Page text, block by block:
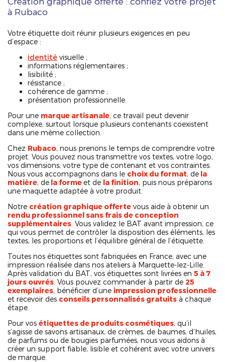
à Rubaco
Votre étiquette doit réunir plusieurs exigences en peu
d’espace :
identité visuelle ;
informations réglementaires ;
lisibilité ;
résistance ;
cohérence de gamme ;
présentation professionnelle.
Pour une marque artisanale, ce travail peut devenir
complexe, surtout lorsque plusieurs contenants coexistent
dans une même collection.
Chez Rubaco, nous prenons le temps de comprendre votre
projet. Vous pouvez nous transmettre vos textes, votre logo,
vos dimensions, votre type de contenant et vos contraintes.
Nous vous accompagnons dans le choix du format, de la
matière, de la forme et de la finition, puis nous préparons
une maquette adaptée à votre produit.
Notre création graphique offerte vous aide à obtenir un
rendu professionnel sans frais de conception
supplémentaires . Vous validez le BAT avant impression, ce
qui vous permet de contrôler la disposition des éléments, les
textes, les proportions et l’équilibre général de l’étiquette.
Toutes nos étiquettes sont fabriquées en France, avec une
impression réalisée dans nos ateliers à Marquette-lez-Lille.
Après validation du BAT, vos étiquettes sont livrées en 5 à 7
jours ouvrés . Vous pouvez commander à partir de 25
exemplaires, bénéficier d’une impression professionnelle
et recevoir des conseils personnalisés gratuits à chaque
étape.
Pour vos étiquettes de produits cosmétiques, qu’il
s’agisse de savons artisanaux, de crèmes, de baumes, d’huiles,
de parfums ou de bougies parfumées, nous vous aidons à
créer un support fiable, lisible et cohérent avec votre univers
de marque.